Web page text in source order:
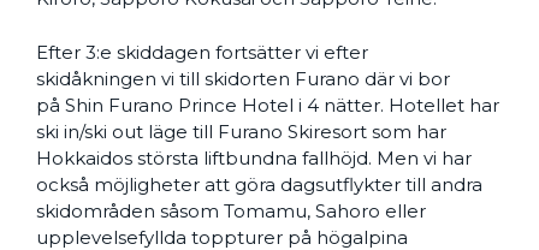
Efter 3:e skiddagen fortsätter vi efter
skidåkningen vi till skidorten Furano där vi bor
på Shin Furano Prince Hotel i 4 nätter. Hotellet har
ski in/ski out läge till Furano Skiresort som har
Hokkaidos största liftbundna fallhöjd. Men vi har
också möjligheter att göra dagsutflykter till andra
skidområden såsom Tomamu, Sahoro eller
upplevelsefyllda toppturer på högalpina